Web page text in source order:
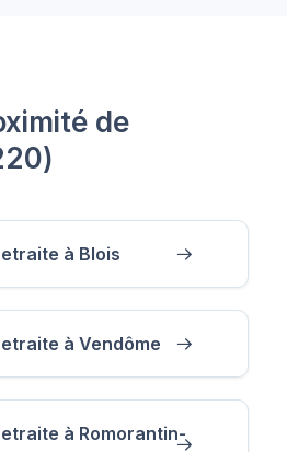
de
à Blois
à Vendôme
à Romorantin-